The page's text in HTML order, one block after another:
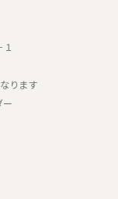
ります